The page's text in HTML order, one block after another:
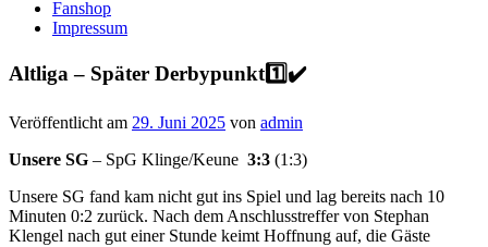
Fanshop
Impressum
Altliga – Später Derbypunkt1️⃣✔️
Veröffentlicht am 29. Juni 2025 von admin
Unsere SG – SpG Klinge/Keune 3:3 (1:3)
Unsere SG fand kam nicht gut ins Spiel und lag bereits nach 10
Minuten 0:2 zurück. Nach dem Anschlusstreffer von Stephan
Klengel nach gut einer Stunde keimt Hoffnung auf, die Gäste